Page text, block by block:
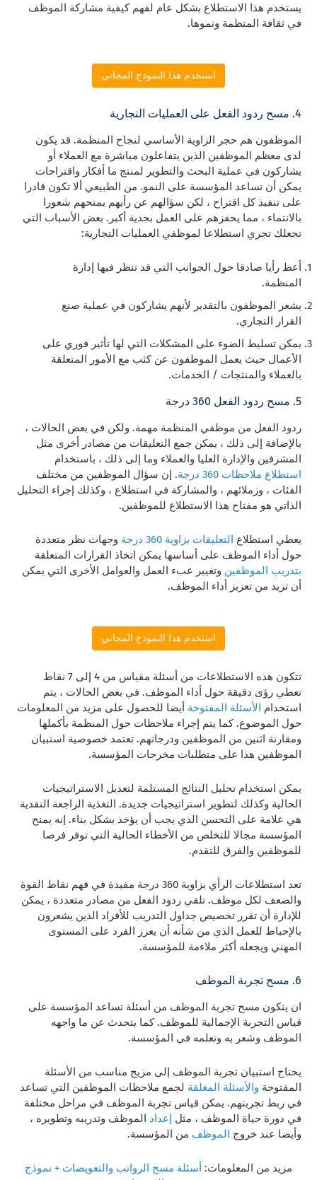
يستخدم هذا الاستطلاع بشكل عام لفهم كيفية مشاركة الموظف
في ثقافة المنظمة ونموها.
استخدم هذا النموذج المجاني
4. مسح ردود الفعل على العمليات التجارية
الموظفون هم حجر الزاوية الأساسي لنجاح المنظمة. قد يكون
لدى معظم الموظفين الذين يتفاعلون مباشرة مع العملاء أو
يشاركون في عملية البحث والتطوير لمنتج ما أفكار واقتراحات
يمكن أن تساعد المؤسسة على النمو. من الطبيعي ألا تكون قادرا
على تنفيذ كل اقتراح ، لكن سؤالهم عن رأيهم يمنحهم شعورا
بالانتماء ، مما يحفزهم على العمل بجدية أكبر. بعض الأسباب التي
تجعلك تجري استطلاعا لموظفي العمليات التجارية:
أعط رأيا صادقا حول الجوانب التي قد تنظر فيها إدارة
المنظمة.
يشعر الموظفون بالتقدير لأنهم يشاركون في عملية صنع
القرار التجاري.
يمكن تسليط الضوء على المشكلات التي لها تأثير فوري على
الأعمال حيث يعمل الموظفون عن كثب مع الأمور المتعلقة
بالعملاء والمنتجات / الخدمات.
5. مسح ردود الفعل 360 درجة
ردود الفعل من موظفي المنظمة مهمة. ولكن في بعض الحالات ،
بالإضافة إلى ذلك ، يمكن جمع التعليقات من مصادر أخرى مثل
المشرفين والإدارة العليا والعملاء وما إلى ذلك ، باستخدام
استطلاع ملاحظات 360 درجة
. إن سؤال الموظفين من مختلف
الفئات ، وزملائهم ، والمشاركة في استطلاع ، وكذلك إجراء التحليل
الذاتي هو مفتاح هذا الاستطلاع للموظفين.
يعطي استطلاع التعليقات بزاوية 360 درجة
وجهات نظر متعددة
حول أداء الموظف على أساسها يمكن اتخاذ القرارات المتعلقة
بتدريب الموظفين وتغيير عبء العمل والعوامل الأخرى التي يمكن
أن تزيد من تعزيز أداء الموظف.
استخدم هذا النموذج المجاني
تتكون هذه الاستطلاعات من أسئلة مقياس من 4 إلى 7 نقاط
تعطي رؤى دقيقة حول أداء الموظف. في بعض الحالات ، يتم
استخدام الأسئلة المفتوحة أيضا للحصول على مزيد من المعلومات
حول الموضوع. كما يتم إجراء ملاحظات حول المنظمة بأكملها
ومقارنة اثنين من الموظفين ودرجاتهم. تعتمد خصوصية استبيان
الموظفين هذا على متطلبات مخرجات المؤسسة.
يمكن استخدام تحليل النتائج المستلمة لتعديل الاستراتيجيات
الحالية وكذلك لتطوير استراتيجيات جديدة. التغذية الراجعة النقدية
هي علامة على التحسن الذي يجب أن يؤخذ بشكل بناء. إنه يمنح
المؤسسة مجالا للتخلص من الأخطاء الحالية التي توفر فرصا
للموظفين والفرق للتقدم.
تعد استطلاعات الرأي بزاوية 360 درجة مفيدة في فهم نقاط القوة
والضعف لكل موظف. تلقي ردود الفعل من مصادر متعددة ، يمكن
للإدارة أن تقرر تخصيص جداول التدريب للأفراد الذين يشعرون
بالإحباط للعمل الذي من شأنه أن يعزز الفرد على المستوى
المهني ويجعله أكثر ملاءمة للمؤسسة.
6. مسح تجربة الموظف
ان يتكون مسح تجربة الموظف من أسئلة تساعد المؤسسة على
قياس التجربة الإجمالية للموظف. كما يتحدث عن ما واجهه
الموظف وشعر به وتعلمه في المؤسسة.
يحتاج استبيان تجربة الموظف إلى مزيج مناسب من الأسئلة
المفتوحة والأسئلة المغلقة لجمع ملاحظات الموظفين التي تساعد
في ربط تجربتهم. يمكن قياس تجربة الموظف في مراحل مختلفة
في دورة حياة الموظف ، مثل إعداد الموظف وتدريبه وتطويره ،
وأيضا عند خروج الموظف من المؤسسة.
مزيد من المعلومات: أسئلة مسح الرواتب والتعويضات + نموذج